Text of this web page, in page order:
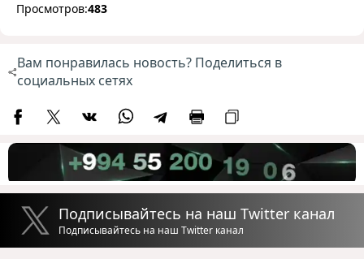
Просмотров:483
Вам понравилась новость? Поделиться в
социальных сетях
Подписывайтесь на наш Twitter канал
Подписывайтесь на наш Twitter канал